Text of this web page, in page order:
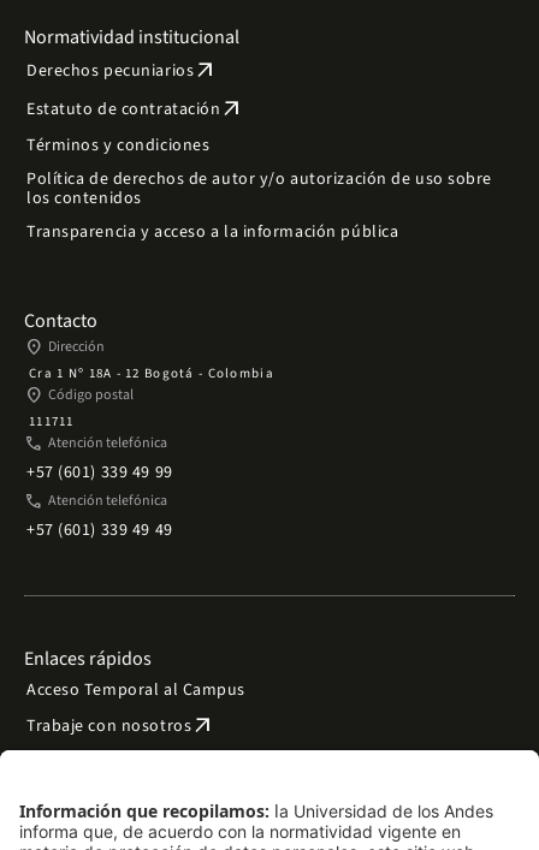
Normatividad institucional
Derechos pecuniariosarrow_outward
Estatuto de contratación arrow_outward
Términos y condiciones
Política de derechos de autor y/o autorización de uso sobre
los contenidos
Transparencia y acceso a la información pública
Contacto
place Dirección
Cra 1 Nº 18A - 12 Bogotá - Colombia
place Código postal
111711
phone Atención telefónica
+57 (601) 339 49 99
phone Atención telefónica
+57 (601) 339 49 49
Enlaces rápidos
Acceso Temporal al Campus
Trabaje con nosotrosarrow_outward
Preguntas frecuentes
Filantropía y donacionesarrow_outward